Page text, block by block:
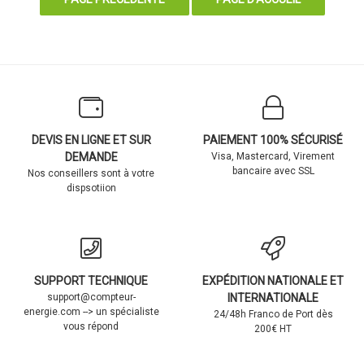
DEVIS EN LIGNE ET SUR
DEMANDE
Nos conseillers sont à votre
dispsotiion
PAIEMENT 100% SÉCURISÉ
Visa, Mastercard, Virement
bancaire avec SSL
SUPPORT TECHNIQUE
support@compteur-
energie.com --> un spécialiste
vous répond
EXPÉDITION NATIONALE ET
INTERNATIONALE
24/48h Franco de Port dès
200€ HT